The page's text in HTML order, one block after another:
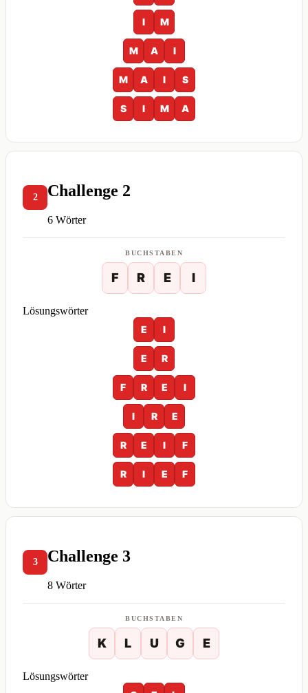
I M
M A I
M A I S
S I M A
2 Challenge 2
6 Wörter
BUCHSTABEN
F R E I
Lösungswörter
E
I
E R
F R E I
I R E
R E I F
R I E F
3 Challenge 3
8 Wörter
BUCHSTABEN
K L U G E
Lösungswörter